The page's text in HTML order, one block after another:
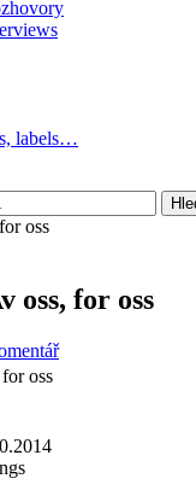
labels…
oss, for oss